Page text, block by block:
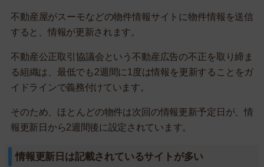
不動産屋がスーモなどの物件情報サイトに物件情報を送信
すると、情報が更新されます。
不動産公正取引協議会という不動産広告の不正を取り締ま
る組織は、最低でも2週間に1度は情報を更新することをガ
イドラインで義務付けています。
そのため、ほとんどの物件は次回の情報更新予定日が、情
報更新日から2週間後に設定されています。
情報更新日は記載されているサイトが多い